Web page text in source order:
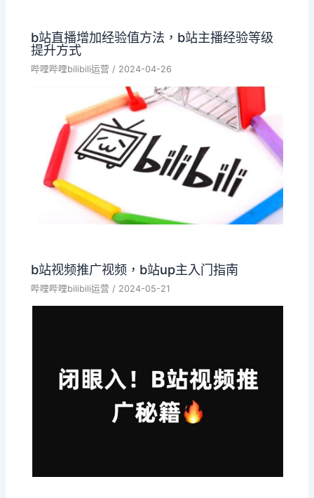
b站直播增加经验值方法，b站主播经验等级
提升方式
哔哩哔哩bilibili运营 / 2024-04-26
b站视频推广视频，b站up主入门指南
哔哩哔哩bilibili运营 / 2024-05-21